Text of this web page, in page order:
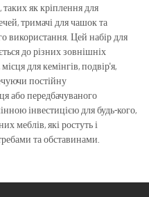
як кріплення для
тримачі для чашок та
використання. Цей набір для
до різних зовнішніх
для кемінгів, подвір'я,
постійну
або передбачуваного
інвестицією для будь-кого,
меблів, які ростуть і
та обставинами.